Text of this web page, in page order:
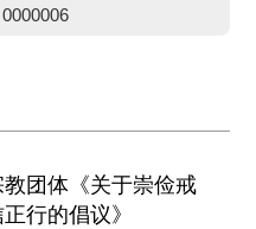
团体《关于崇俭戒
行的倡议》